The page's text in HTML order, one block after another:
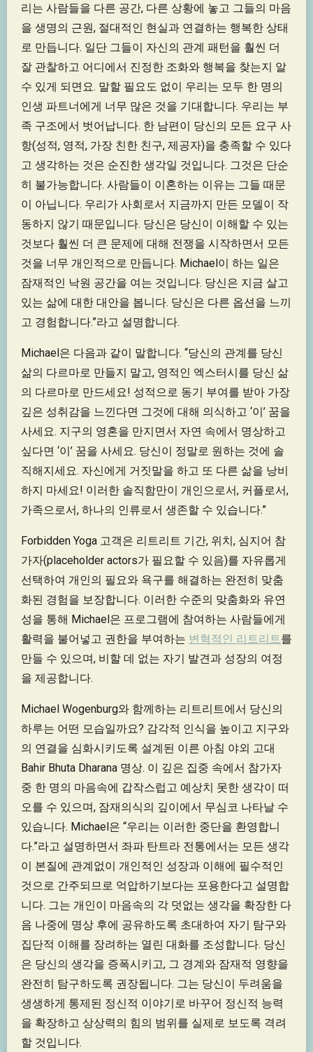
리는 사람들을 다른 공간, 다른 상황에 놓고 그들의 마음
을 생명의 근원, 절대적인 현실과 연결하는 행복한 상태
로 만듭니다. 일단 그들이 자신의 관계 패턴을 훨씬 더
잘 관찰하고 어디에서 진정한 조화와 행복을 찾는지 알
수 있게 되면요. 말할 필요도 없이 우리는 모두 한 명의
인생 파트너에게 너무 많은 것을 기대합니다. 우리는 부
족 구조에서 벗어납니다. 한 남편이 당신의 모든 요구 사
항(성적, 영적, 가장 친한 친구, 제공자)을 충족할 수 있다
고 생각하는 것은 순진한 생각일 것입니다. 그것은 단순
히 불가능합니다. 사람들이 이혼하는 이유는 그들 때문
이 아닙니다. 우리가 사회로서 지금까지 만든 모델이 작
동하지 않기 때문입니다. 당신은 당신이 이해할 수 있는
것보다 훨씬 더 큰 문제에 대해 전쟁을 시작하면서 모든
것을 너무 개인적으로 만듭니다. Michael이 하는 일은
잠재적인 낙원 공간을 여는 것입니다. 당신은 지금 살고
있는 삶에 대한 대안을 봅니다. 당신은 다른 옵션을 느끼
고 경험합니다.”라고 설명합니다.
Michael은 다음과 같이 말합니다. “당신의 관계를 당신
삶의 다르마로 만들지 말고, 영적인 엑스터시를 당신 삶
의 다르마로 만드세요! 성적으로 동기 부여를 받아 가장
깊은 성취감을 느낀다면 그것에 대해 의식하고 ‘이’ 꿈을
사세요. 지구의 영혼을 만지면서 자연 속에서 명상하고
싶다면 ‘이’ 꿈을 사세요. 당신이 정말로 원하는 것에 솔
직해지세요. 자신에게 거짓말을 하고 또 다른 삶을 낭비
하지 마세요! 이러한 솔직함만이 개인으로서, 커플로서,
가족으로서, 하나의 인류로서 생존할 수 있습니다.”
Forbidden Yoga 고객은 리트리트 기간, 위치, 심지어 참
가자(placeholder actors가 필요할 수 있음)를 자유롭게
선택하여 개인의 필요와 욕구를 해결하는 완전히 맞춤
화된 경험을 보장합니다. 이러한 수준의 맞춤화와 유연
성을 통해 Michael은 프로그램에 참여하는 사람들에게
활력을 불어넣고 권한을 부여하는 변혁적인 리트리트 를
만들 수 있으며, 비할 데 없는 자기 발견과 성장의 여정
을 제공합니다.
Michael Wogenburg와 함께하는 리트리트에서 당신의
하루는 어떤 모습일까요? 감각적 인식을 높이고 지구와
의 연결을 심화시키도록 설계된 이른 아침 야외 고대
Bahir Bhuta Dharana 명상. 이 깊은 집중 속에서 참가자
중 한 명의 마음속에 갑작스럽고 예상치 못한 생각이 떠
오를 수 있으며, 잠재의식의 깊이에서 무심코 나타날 수
있습니다. Michael은 “우리는 이러한 중단을 환영합니
다.”라고 설명하면서 좌파 탄트라 전통에서는 모든 생각
이 본질에 관계없이 개인적인 성장과 이해에 필수적인
것으로 간주되므로 억압하기보다는 포용한다고 설명합
니다. 그는 개인이 마음속의 각 덧없는 생각을 확장한 다
음 나중에 명상 후에 공유하도록 초대하여 자기 탐구와
집단적 이해를 장려하는 열린 대화를 조성합니다. 당신
은 당신의 생각을 증폭시키고, 그 경계와 잠재적 영향을
완전히 탐구하도록 권장됩니다. 그는 당신이 두려움을
생생하게 통제된 정신적 이야기로 바꾸어 정신적 능력
을 확장하고 상상력의 힘의 범위를 실제로 보도록 격려
할 것입니다.